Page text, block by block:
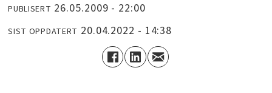
PUBLISERT 26.05.2009 - 22:00
SIST OPPDATERT 20.04.2022 - 14:38